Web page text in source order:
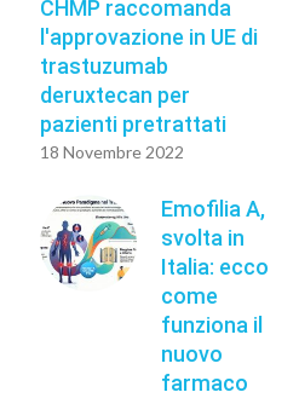
CHMP raccomanda
l'approvazione in UE di
trastuzumab
deruxtecan per
pazienti pretrattati
18 Novembre 2022
Emofilia A,
svolta in
Italia: ecco
come
funziona il
nuovo
farmaco